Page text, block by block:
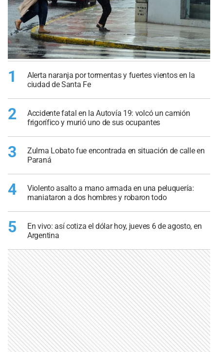
1
Alerta naranja por tormentas y fuertes vientos en la
ciudad de Santa Fe
2
Accidente fatal en la Autovía 19: volcó un camión
frigorífico y murió uno de sus ocupantes
3
Zulma Lobato fue encontrada en situación de calle en
Paraná
4
Violento asalto a mano armada en una peluquería:
maniataron a dos hombres y robaron todo
5
En vivo: así cotiza el dólar hoy, jueves 6 de agosto, en
Argentina